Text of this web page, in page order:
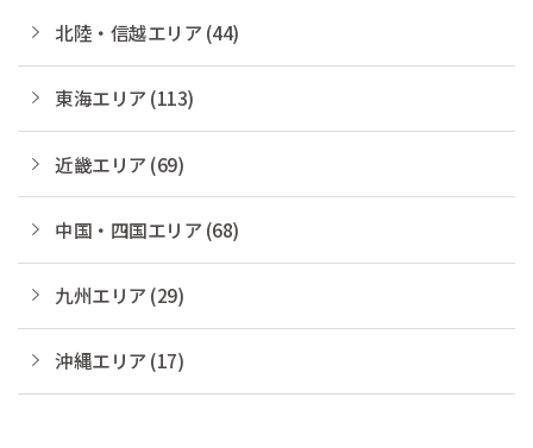
北陸・信越エリア (44)
東海エリア (113)
近畿エリア (69)
中国・四国エリア (68)
九州エリア (29)
沖縄エリア (17)